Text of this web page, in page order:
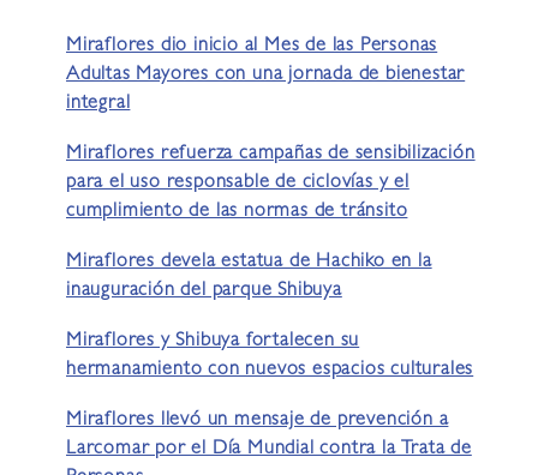
Miraflores dio inicio al Mes de las Personas
Adultas Mayores con una jornada de bienestar
integral
Miraflores refuerza campañas de sensibilización
para el uso responsable de ciclovías y el
cumplimiento de las normas de tránsito
Miraflores devela estatua de Hachiko en la
inauguración del parque Shibuya
Miraflores y Shibuya fortalecen su
hermanamiento con nuevos espacios culturales
Miraflores llevó un mensaje de prevención a
Larcomar por el Día Mundial contra la Trata de